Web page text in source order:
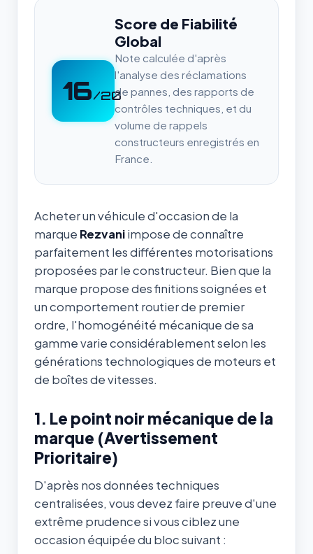
16/20
Score de Fiabilité
Global
Note calculée d'après
l'analyse des réclamations
de pannes, des rapports de
contrôles techniques, et du
volume de rappels
constructeurs enregistrés en
France.
Acheter un véhicule d'occasion de la
marque Rezvaniimpose de connaître
parfaitement les différentes motorisations
proposées par le constructeur. Bien que la
marque propose des finitions soignées et
un comportement routier de premier
ordre, l'homogénéité mécanique de sa
gamme varie considérablement selon les
générations technologiques de moteurs et
de boîtes de vitesses.
1. Le point noir mécanique de la
marque (Avertissement
Prioritaire)
D'après nos données techniques
centralisées, vous devez faire preuve d'une
extrême prudence si vous ciblez une
occasion équipée du bloc suivant :